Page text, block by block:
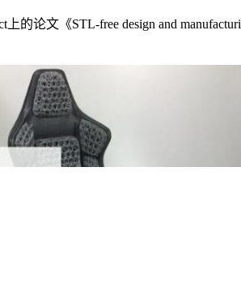
论文《STL-free design and